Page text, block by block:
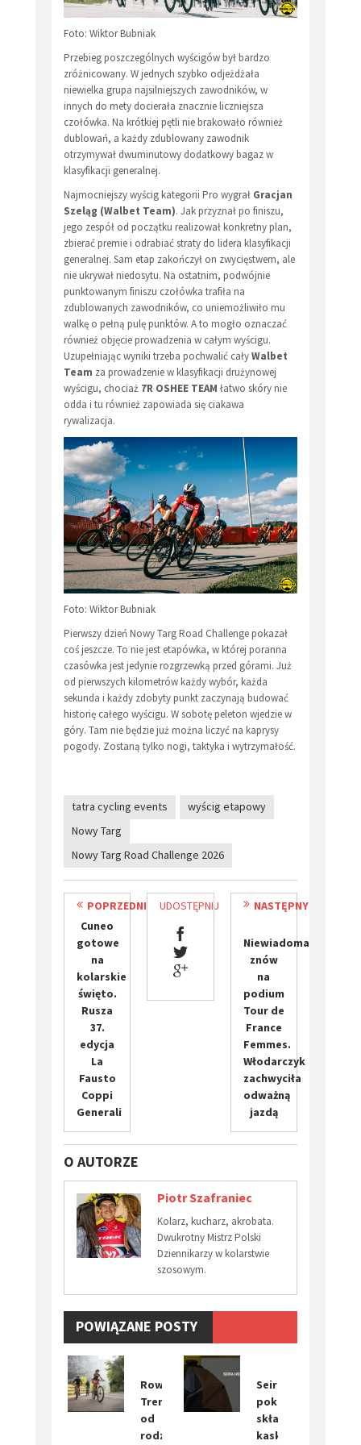
Foto: Wiktor Bubniak
Przebieg poszczególnych wyścigów był bardzo
zróżnicowany. W jednych szybko odjeżdżała
niewielka grupa najsilniejszych zawodników, w
innych do mety docierała znacznie liczniejsza
czołówka. Na krótkiej pętli nie brakowało również
dublowań, a każdy zdublowany zawodnik
otrzymywał dwuminutowy dodatkowy bagaz w
klasyfikacji generalnej.
Najmocniejszy wyścig kategorii Pro wygrał Gracjan
Szeląg (Walbet Team). Jak przyznał po finiszu,
jego zespół od początku realizował konkretny plan,
zbierać premie i odrabiać straty do lidera klasyfikacji
generalnej. Sam etap zakończył on zwycięstwem, ale
nie ukrywał niedosytu. Na ostatnim, podwójnie
punktowanym finiszu czołówka trafiła na
zdublowanych zawodników, co uniemożliwiło mu
walkę o pełną pulę punktów. A to mogło oznaczać
również objęcie prowadzenia w całym wyścigu.
Uzupełniając wyniki trzeba pochwalić całyWalbet
Team za prowadzenie w klasyfikacji drużynowej
wyścigu, chociaż 7R OSHEE TEAM łatwo skóry nie
odda i tu również zapowiada się ciakawa
rywalizacja.
Foto: Wiktor Bubniak
Pierwszy dzień Nowy Targ Road Challenge pokazał
coś jeszcze. To nie jest etapówka, w której poranna
czasówka jest jedynie rozgrzewką przed górami. Już
od pierwszych kilometrów każdy wybór, każda
sekunda i każdy zdobyty punkt zaczynają budować
historię całego wyścigu. W sobotę peleton wjedzie w
góry. Tam nie będzie już można liczyć na kaprysy
pogody. Zostaną tylko nogi, taktyka i wytrzymałość.
tatra cycling events
wyścig etapowy
Nowy Targ
Nowy Targ Road Challenge 2026
POPRZEDNI
​Cuneo
gotowe
na
kolarskie
święto.
Rusza
37.
edycja
La
Fausto
Coppi
Generali
UDOSTĘPNIJ
NASTĘPNY
Niewiadoma
znów
na
podium
Tour de
France
Femmes.
Włodarczyk
zachwyciła
odważną
jazdą
O AUTORZE
Piotr Szafraniec
Kolarz, kucharz, akrobata.
Dwukrotny Mistrz Polski
Dziennikarzy w kolarstwie
szosowym.
POWIĄZANE POSTY
Rowerowe
Trentino:
od
rodzinnych
Seira
pokazuje
składany
kask